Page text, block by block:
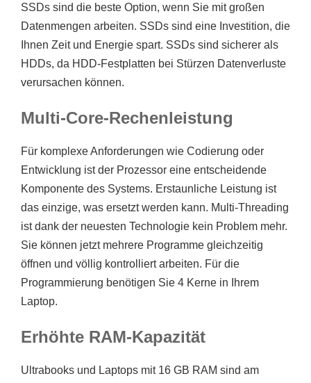
SSDs sind die beste Option, wenn Sie mit großen
Datenmengen arbeiten. SSDs sind eine Investition, die
Ihnen Zeit und Energie spart. SSDs sind sicherer als
HDDs, da HDD-Festplatten bei Stürzen Datenverluste
verursachen können.
Multi-Core-Rechenleistung
Für komplexe Anforderungen wie Codierung oder
Entwicklung ist der Prozessor eine entscheidende
Komponente des Systems. Erstaunliche Leistung ist
das einzige, was ersetzt werden kann. Multi-Threading
ist dank der neuesten Technologie kein Problem mehr.
Sie können jetzt mehrere Programme gleichzeitig
öffnen und völlig kontrolliert arbeiten. Für die
Programmierung benötigen Sie 4 Kerne in Ihrem
Laptop.
Erhöhte RAM-Kapazität
Ultrabooks und Laptops mit 16 GB RAM sind am